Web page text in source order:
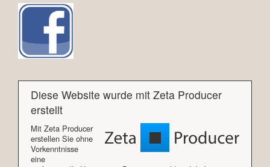
Diese Website wurde mit Zeta Producer
erstellt
Mit Zeta Producer
erstellen Sie ohne
Vorkenntnisse
eine